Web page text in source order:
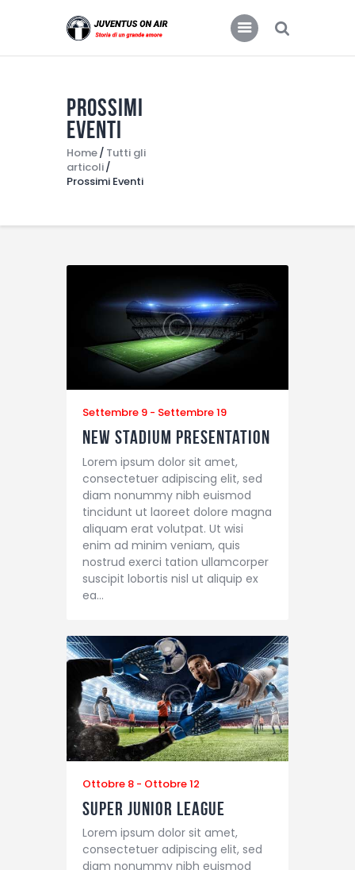
Prossimi
Eventi
Home
Tutti gli
articoli
Prossimi Eventi
Home
Food & Drink
Features
Settembre 9 - Settembre 19
New Stadium Presentation
Lorem ipsum dolor sit amet,
consectetuer adipiscing elit, sed
diam nonummy nibh euismod
tincidunt ut laoreet dolore magna
aliquam erat volutpat. Ut wisi
enim ad minim veniam, quis
nostrud exerci tation ullamcorper
suscipit lobortis nisl ut aliquip ex
ea…
Ottobre 8 - Ottobre 12
Super Junior League
Lorem ipsum dolor sit amet,
consectetuer adipiscing elit, sed
diam nonummy nibh euismod